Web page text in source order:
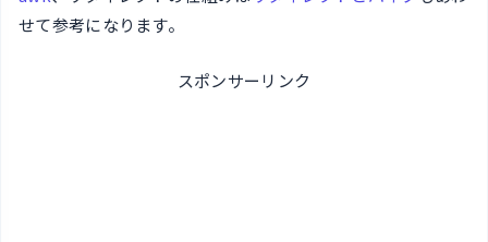
せて参考になります。
スポンサーリンク